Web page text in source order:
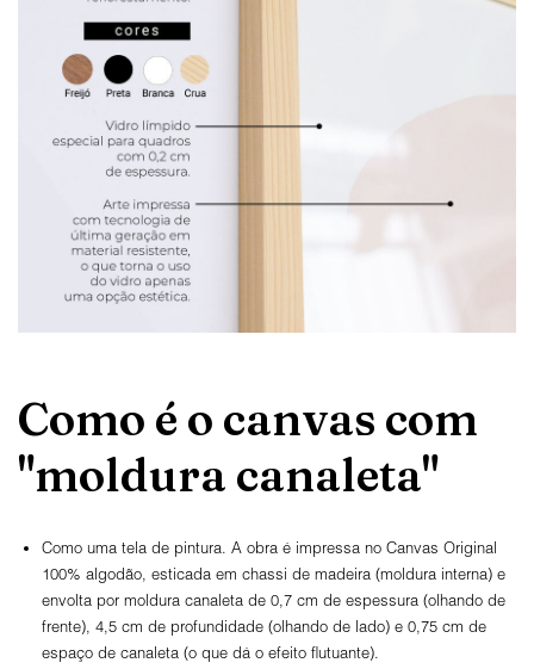
Como é o canvas com
"moldura canaleta"
Como uma tela de pintura. A obra é impressa no Canvas Original
100% algodão, esticada em chassi de madeira (moldura interna) e
envolta por moldura canaleta de 0,7 cm de espessura (olhando de
frente), 4,5 cm de profundidade (olhando de lado) e 0,75 cm de
espaço de canaleta (o que dá o efeito flutuante).